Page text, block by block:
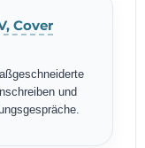
Cover
und